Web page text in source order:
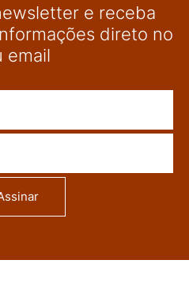
e receba
direto no
email